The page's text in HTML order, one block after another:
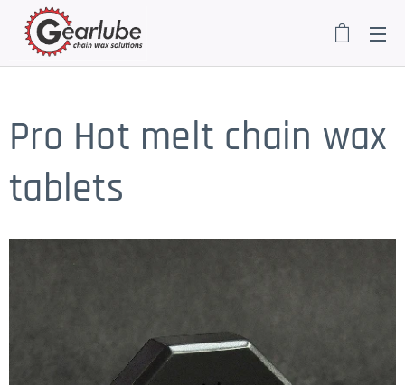
Pro Hot melt chain wax
tablets